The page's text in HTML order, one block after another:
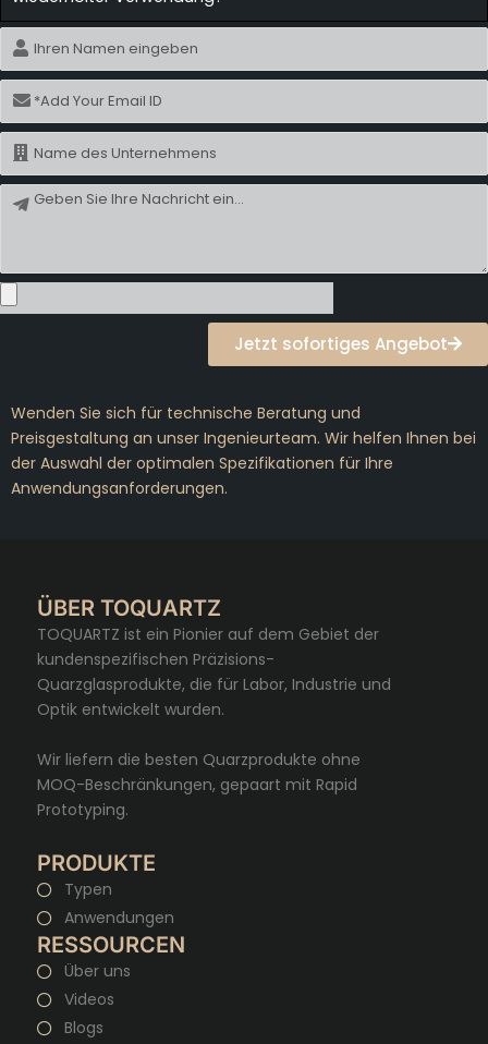
Name
E-
Mail
Name
Nachricht
Jetzt sofortiges Angebot
Wenden Sie sich für technische Beratung und
Preisgestaltung an unser Ingenieurteam. Wir helfen Ihnen bei
der Auswahl der optimalen Spezifikationen für Ihre
Anwendungsanforderungen.
ÜBER TOQUARTZ
TOQUARTZ ist ein Pionier auf dem Gebiet der
kundenspezifischen Präzisions-
Quarzglasprodukte, die für Labor, Industrie und
Optik entwickelt wurden.
Wir liefern die besten Quarzprodukte ohne
MOQ-Beschränkungen, gepaart mit Rapid
Prototyping.
PRODUKTE
Typen
Anwendungen
RESSOURCEN
Über uns
Videos
Blogs